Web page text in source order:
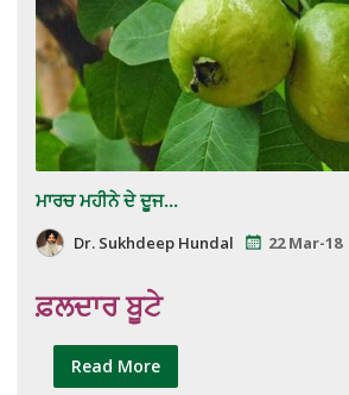
ਮਾਰਚ ਮਹੀਨੇ ਦੇ ਦੂਜ...
Dr. Sukhdeep Hundal 22 Mar-18
ਫ਼ਲਦਾਰ ਬੂਟੇ
Read More